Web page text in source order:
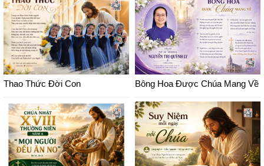
Thao Thức Đời Con Bông Hoa Được Chúa Mang Về